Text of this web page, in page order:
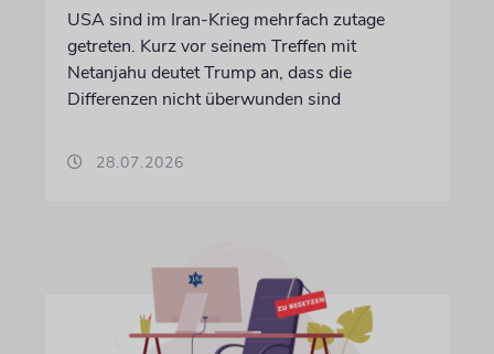
USA sind im Iran-Krieg mehrfach zutage
getreten. Kurz vor seinem Treffen mit
Netanjahu deutet Trump an, dass die
Differenzen nicht überwunden sind
28.07.2026